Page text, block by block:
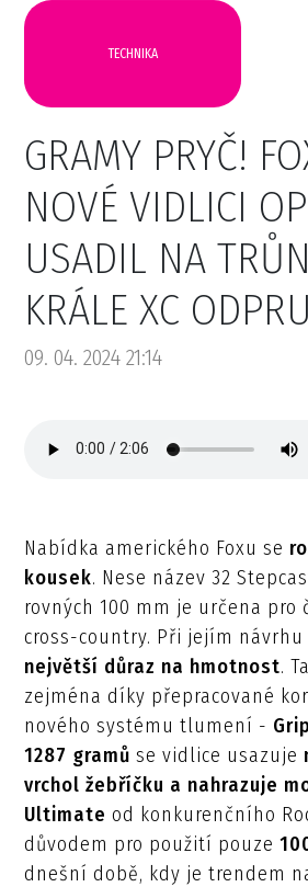
TECHNIKA
GRAMY PRYČ!
NOVÉ VIDLICI
USADIL NA
KRÁLE XC
09. 04. 2024 21:14
Nabídka amerického Foxu se
kousek. Nese název 32
rovných 100 mm je určena pro
cross-country. Při jejím návrhu
největší důraz na hmotnost.
zejména díky přepracované
nového systému tlumení -
1287 gramů se vidlice usazuje
vrchol žebříčku a nahrazuje
Ultimate od konkurenčního
důvodem pro použití pouze
dnešní době, kdy je trendem